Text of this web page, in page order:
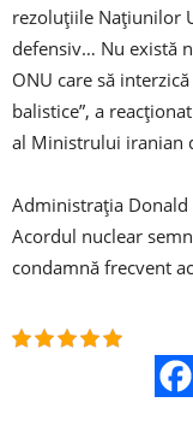
rezoluţiile Naţiunilor
defensiv… Nu există
ONU care să
balistice”, a
al Ministrului iranian
Administraţia Donald
Acordul nuclear
condamnă frecvent